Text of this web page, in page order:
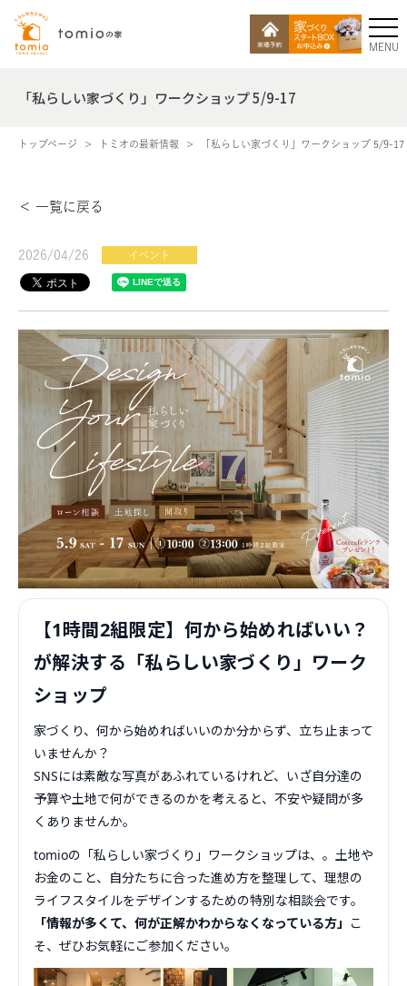
MENU
「私らしい家づくり」ワークショップ 5/9-17
トップページ トミオの最新情報 「私らしい家づくり」ワークショップ 5/9-17
＜ 一覧に戻る
2026/04/26 イベント
【1時間2組限定】何から始めればいい？
が解決する「私らしい家づくり」ワーク
ショップ
家づくり、何から始めればいいのか分からず、立ち止まって
いませんか？
SNSには素敵な写真があふれているけれど、いざ自分達の
予算や土地で何ができるのかを考えると、不安や疑問が多
くありませんか。
tomioの「私らしい家づくり」ワークショップは、。土地や
お金のこと、自分たちに合った進め方を整理して、理想の
ライフスタイルをデザインするための特別な相談会です。
「情報が多くて、何が正解かわからなくなっている方」 こ
そ、ぜひお気軽にご参加ください。